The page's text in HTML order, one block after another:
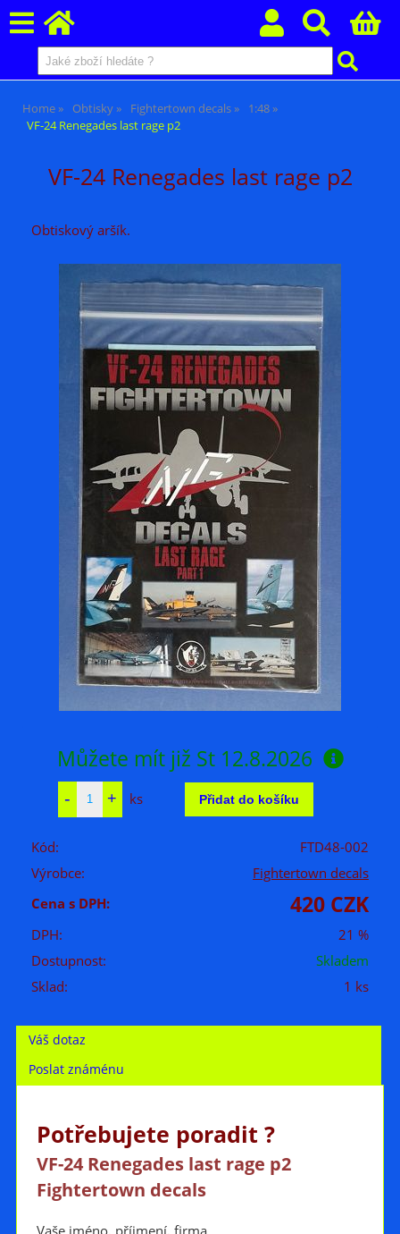
Home Obtisky Fightertown decals
1:48
VF-24 Renegades last rage p2
VF-24 Renegades last rage p2
Obtiskový aršík.
Můžete mít již St 12.8.2026
ks
Kód:
FTD48-002
Výrobce:
Fightertown decals
Cena s DPH:
420 CZK
DPH:
21 %
Dostupnost:
Skladem
Sklad:
1 ks
Váš dotaz
Poslat známénu
Potřebujete poradit ?
VF-24 Renegades last rage p2
Fightertown decals